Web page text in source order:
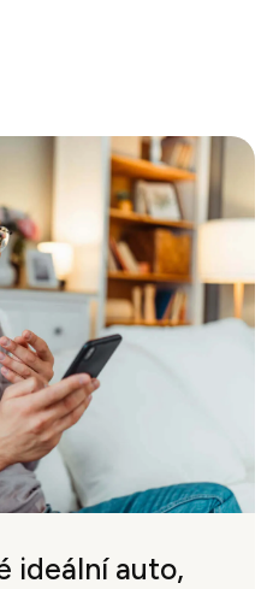
ideální auto,